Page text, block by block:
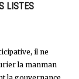
LISTES
il ne
la manman